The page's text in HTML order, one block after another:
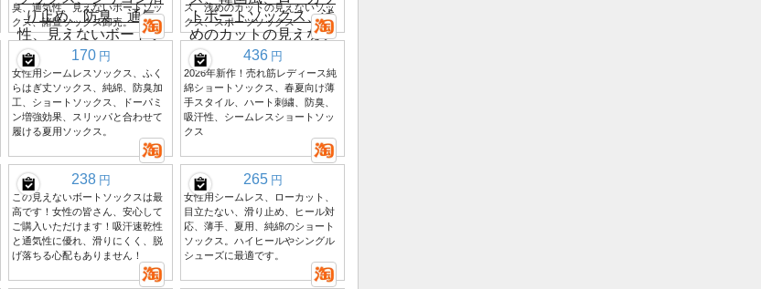
臭、通気性、見えないボートソッ
クス、諸曁ソックス卸売。
ス、浅めのカットの見えないソッ
クス、スポーツソックス
170 円
女性用シームレスソックス、ふく
らはぎ丈ソックス、純綿、防臭加
工、ショートソックス、ドーパミ
ン増強効果、スリッパと合わせて
履ける夏用ソックス。
436 円
2026年新作！売れ筋レディース純
綿ショートソックス、春夏向け薄
手スタイル、ハート刺繍、防臭、
吸汗性、シームレスショートソッ
クス
238 円
この見えないボートソックスは最
高です！女性の皆さん、安心して
ご購入いただけます！吸汗速乾性
と通気性に優れ、滑りにくく、脱
げ落ちる心配もありません！
265 円
女性用シームレス、ローカット、
目立たない、滑り止め、ヒール対
応、薄手、夏用、純綿のショート
ソックス。ハイヒールやシングル
シューズに最適です。